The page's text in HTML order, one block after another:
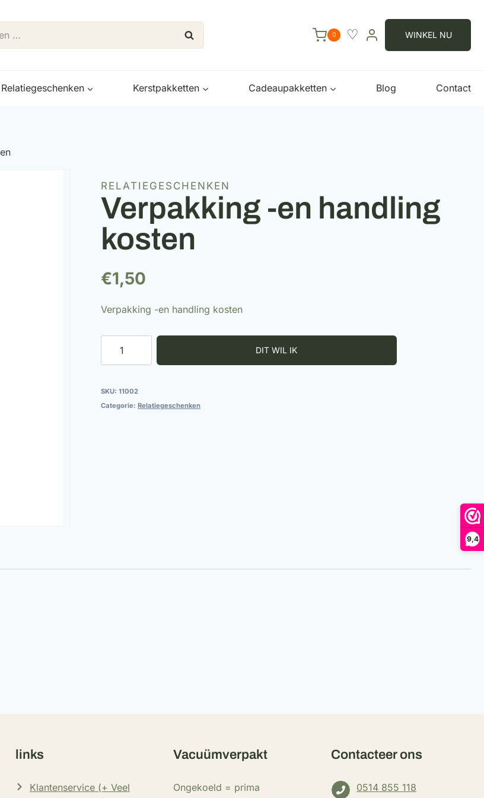
9,4
0 ♡ WINKEL NU
Relatiegeschenken Kerstpakketten Cadeaupakketten Blog Contact
RELATIEGESCHENKEN
Verpakking -en handling
kosten
€1,50
Verpakking -en handling kosten
aantal
SKU: 11002
Categorie: Relatiegeschenken
links
Klantenservice (+ Veel
Vacuümverpakt
Ongekoeld = prima
Contacteer ons
0514 855 118